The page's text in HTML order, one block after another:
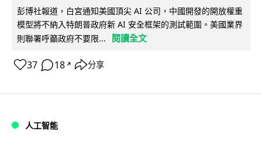
彭博社報道，白宮通知美國頂尖 AI 公司，中國開發的開放權重
模型將不納入特朗普政府新 AI 安全框架的測試範圍。美國業界
則聯署呼籲政府不要限...
閱讀全文
37 18 ↗ 分享
人工智能